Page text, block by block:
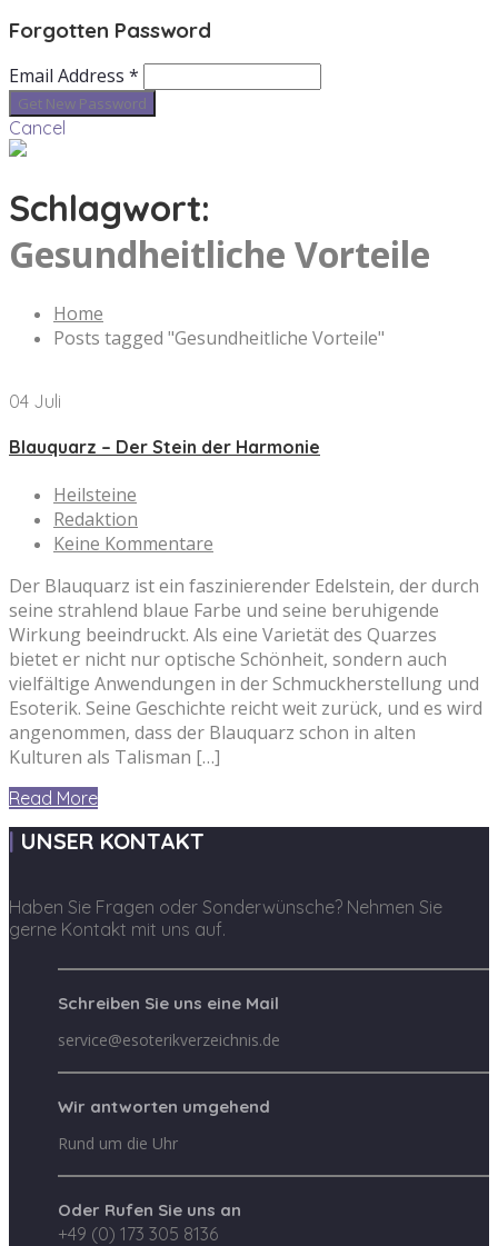
Forgotten Password
Email Address *
Cancel
Schlagwort:
Gesundheitliche Vorteile
Home
Posts tagged "Gesundheitliche Vorteile"
04 Juli
Blauquarz – Der Stein der Harmonie
Heilsteine
Redaktion
Keine Kommentare
Der Blauquarz ist ein faszinierender Edelstein, der durch
seine strahlend blaue Farbe und seine beruhigende
Wirkung beeindruckt. Als eine Varietät des Quarzes
bietet er nicht nur optische Schönheit, sondern auch
vielfältige Anwendungen in der Schmuckherstellung und
Esoterik. Seine Geschichte reicht weit zurück, und es wird
angenommen, dass der Blauquarz schon in alten
Kulturen als Talisman […]
Read More
UNSER KONTAKT
Haben Sie Fragen oder Sonderwünsche? Nehmen Sie
gerne Kontakt mit uns auf.
Schreiben Sie uns eine Mail
service@esoterikverzeichnis.de
Wir antworten umgehend
Rund um die Uhr
Oder Rufen Sie uns an
+49 (0) 173 305 8136